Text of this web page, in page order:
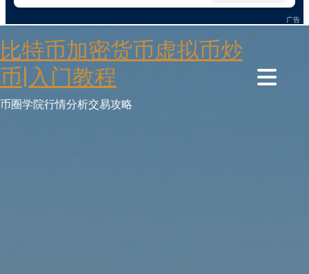
to
content
比特币加密货币虚拟币炒
币|入门教程
币圈学院行情分析交易攻略